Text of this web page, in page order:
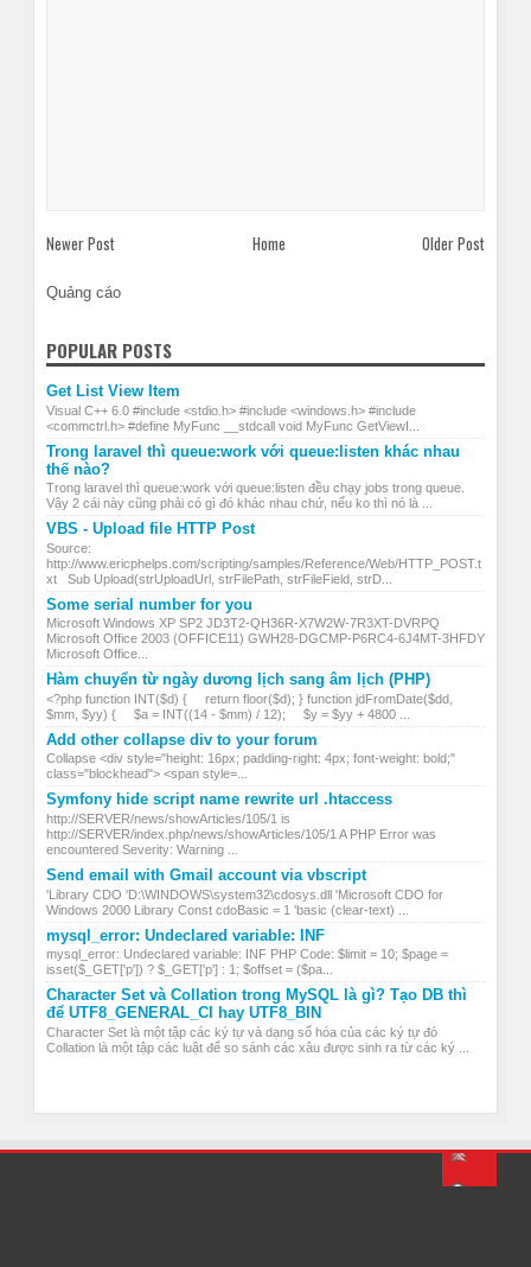
Newer Post Older Post
Home
Quảng cáo
POPULAR POSTS
Get List View Item
Visual C++ 6.0 #include <stdio.h> #include <windows.h> #include
<commctrl.h> #define MyFunc __stdcall void MyFunc GetViewI...
Trong laravel thì queue:work với queue:listen khác nhau
thế nào?
Trong laravel thì queue:work với queue:listen đều chạy jobs trong queue.
Vậy 2 cái này cũng phải có gì đó khác nhau chứ, nếu ko thì nó là ...
VBS - Upload file HTTP Post
Source:
http://www.ericphelps.com/scripting/samples/Reference/Web/HTTP_POST.t
xt Sub Upload(strUploadUrl, strFilePath, strFileField, strD...
Some serial number for you
Microsoft Windows XP SP2 JD3T2-QH36R-X7W2W-7R3XT-DVRPQ
Microsoft Office 2003 (OFFICE11) GWH28-DGCMP-P6RC4-6J4MT-3HFDY
Microsoft Office...
Hàm chuyển từ ngày dương lịch sang âm lịch (PHP)
<?php function INT($d) { return floor($d); } function jdFromDate($dd,
$mm, $yy) { $a = INT((14 - $mm) / 12); $y = $yy + 4800 ...
Add other collapse div to your forum
Collapse <div style="height: 16px; padding-right: 4px; font-weight: bold;"
class="blockhead"> <span style=...
Symfony hide script name rewrite url .htaccess
http://SERVER/news/showArticles/105/1 is
http://SERVER/index.php/news/showArticles/105/1 A PHP Error was
encountered Severity: Warning ...
Send email with Gmail account via vbscript
'Library CDO 'D:\WINDOWS\system32\cdosys.dll 'Microsoft CDO for
Windows 2000 Library Const cdoBasic = 1 'basic (clear-text) ...
mysql_error: Undeclared variable: INF
mysql_error: Undeclared variable: INF PHP Code: $limit = 10; $page =
isset($_GET['p']) ? $_GET['p'] : 1; $offset = ($pa...
Character Set và Collation trong MySQL là gì? Tạo DB thì
để UTF8_GENERAL_CI hay UTF8_BIN
Character Set là một tập các ký tự và dạng số hóa của các ký tự đó
Collation là một tập các luật để so sánh các xâu được sinh ra từ các ký ...